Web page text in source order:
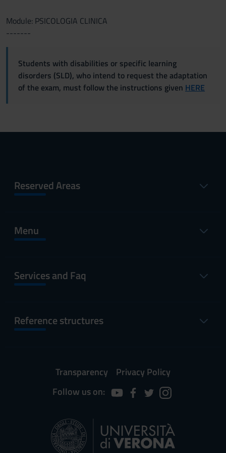
Module: PSICOLOGIA CLINICA
-------
Students with disabilities or specific learning
disorders (SLD), who intend to request the adaptation
of the exam, must follow the instructions given HERE
Reserved Areas
Menu
Services and Faq
Reference structures
Transparency
Privacy Policy
Follow us on: